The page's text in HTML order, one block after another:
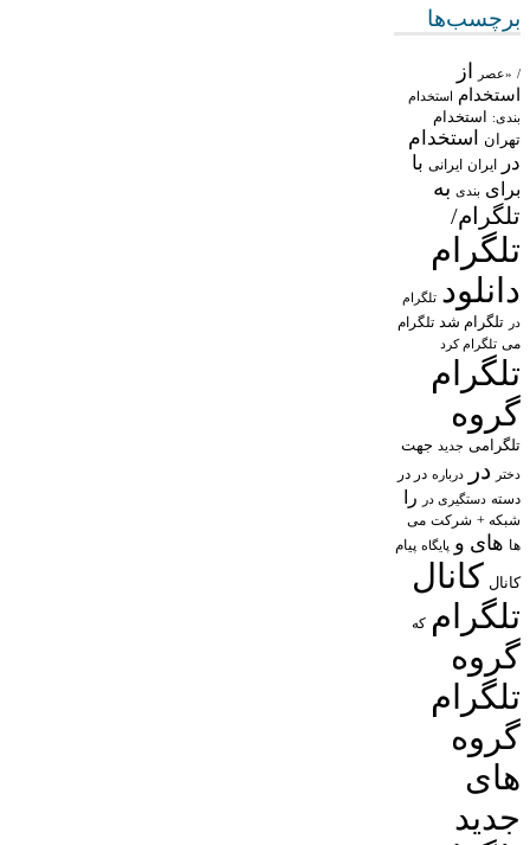
برچسب‌ها
/ «عصر از
استخدام استخدام
بندی: استخدام
تهران
استخدام
در
ایران ایرانی با
برای بندی به
تلگرام/
تلگرام
دانلود تلگرام
در تلگرام شد تلگرام
می تلگرام کرد
تلگرام
گروه
تلگرامی جدید جهت
دختر در درباره در در
دسته دستگیری در را
شبکه + شرکت می
ها های و پایگاه پیام
کانال کانال
تلگرام که
گروه
تلگرام
گروه
های
جدید